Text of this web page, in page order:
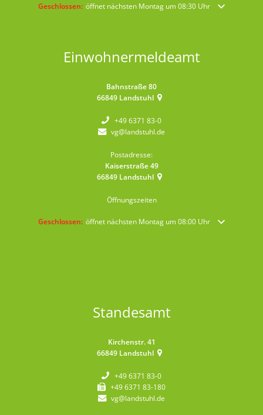
Klicken, um weitere Öffnungs- oder Schließzeiten auszublenden
Geschlossen: öffnet nächsten Montag um 08:30 Uhr
Einwohnermeldeamt
Bahnstraße 80
66849 Landstuhl
+49 6371 83-0
vg@landstuhl.de
Postadresse:
Kaiserstraße 49
66849 Landstuhl
Öffnungszeiten
Klicken, um weitere Öffnungs- oder Schließzeiten auszublenden
Geschlossen: öffnet nächsten Montag um 08:00 Uhr
Standesamt
Kirchenstr. 41
66849 Landstuhl
+49 6371 83-0
+49 6371 83-180
vg@landstuhl.de